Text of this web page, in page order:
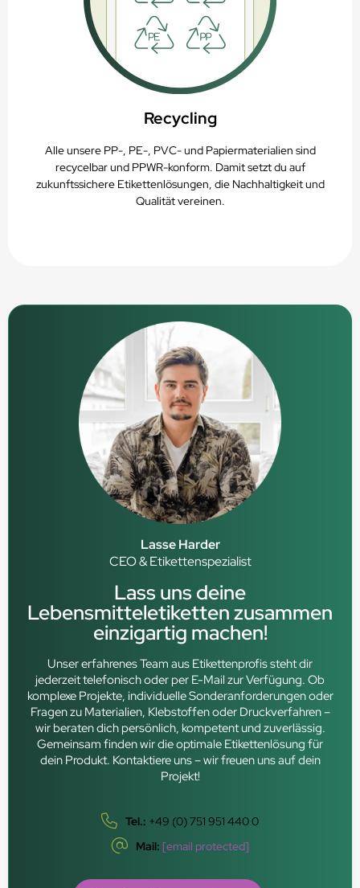
Recycling
Alle unsere PP-, PE-, PVC- und Papiermaterialien sind
recycelbar und PPWR-konform. Damit setzt du auf
zukunftssichere Etikettenlösungen, die Nachhaltigkeit und
Qualität vereinen.
Lasse Harder
CEO & Etikettenspezialist
Lass uns deine
Lebensmitteletiketten zusammen
einzigartig machen!
Unser erfahrenes Team aus Etikettenprofis steht dir
jederzeit telefonisch oder per E-Mail zur Verfügung. Ob
komplexe Projekte, individuelle Sonderanforderungen oder
Fragen zu Materialien, Klebstoffen oder Druckverfahren –
wir beraten dich persönlich, kompetent und zuverlässig.
Gemeinsam finden wir die optimale Etikettenlösung für
dein Produkt. Kontaktiere uns – wir freuen uns auf dein
Projekt!
Tel.: +49 (0) 751 951 440 0
Mail: [email protected]